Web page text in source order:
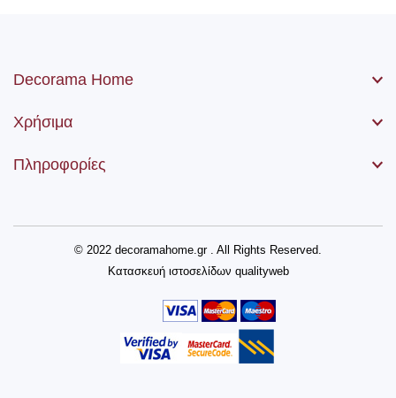
Decorama Home
Χρήσιμα
Πληροφορίες
© 2022 decoramahome.gr . All Rights Reserved.
Κατασκευή ιστοσελίδων qualityweb